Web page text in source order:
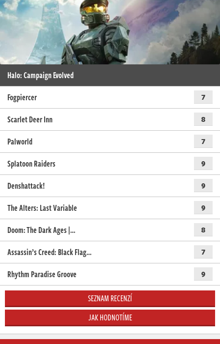
Halo: Campaign Evolved
Fogpiercer
7
Scarlet Deer Inn 8
Palworld 7
Splatoon Raiders 9
Denshattack! 9
The Alters: Last Variable 9
Doom: The Dark Ages |… 8
Assassin’s Creed: Black Flag… 7
Rhythm Paradise Groove 9
SEZNAM RECENZÍ
JAK HODNOTÍME